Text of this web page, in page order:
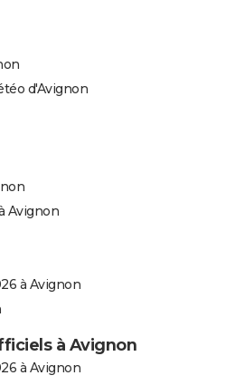
d'Avignon
Avignon
à Avignon
à Avignon
à Avignon